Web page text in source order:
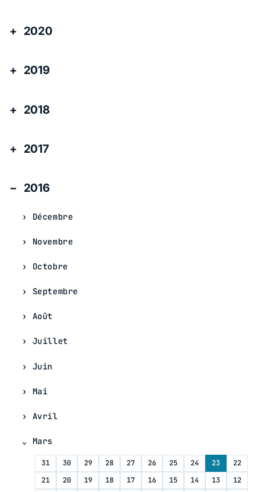
2020
2019
2018
2017
2016
Décembre
Novembre
Octobre
Septembre
Août
Juillet
Juin
Mai
Avril
Mars
31 30 29 28 27 26 25 24 23
22
21
20 19 18 17 16 15 14 13 12